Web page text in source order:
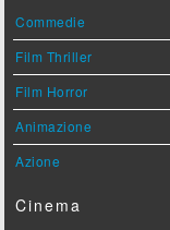
Commedie
Film Thriller
Film Horror
Animazione
Azione
Cinema